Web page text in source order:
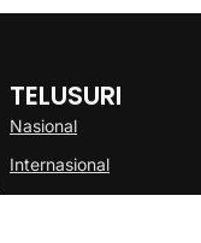
TELUSURI
Nasional
Internasional